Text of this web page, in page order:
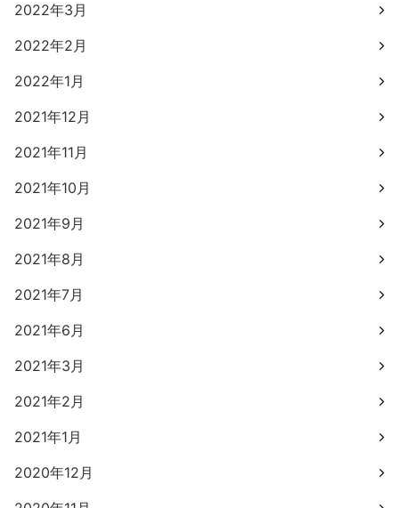
2022年3月
2022年2月
2022年1月
2021年12月
2021年11月
2021年10月
2021年9月
2021年8月
2021年7月
2021年6月
2021年3月
2021年2月
2021年1月
2020年12月